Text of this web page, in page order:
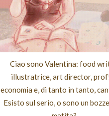
Ciao sono Valentina: food
illustratrice, art director,
economia e, di tanto in tanto,
Esisto sul serio, o sono un